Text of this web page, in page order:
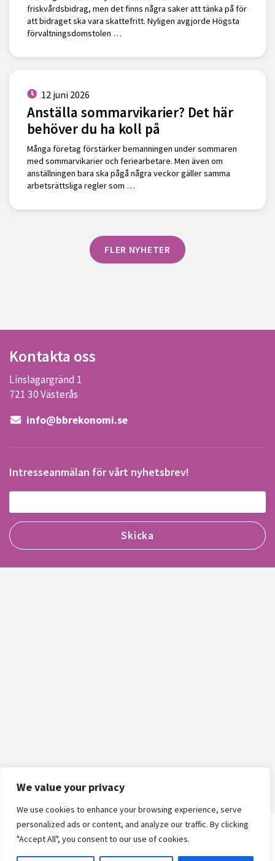
We value your privacy
We use cookies to enhance your browsing experience, serve
personalized ads or content, and analyze our traffic. By clicking
"Accept All", you consent to our use of cookies.
friskvårdsbidrag, men det finns några saker att tänka på för
att bidraget ska vara skattefritt. Nyligen avgjorde Högsta
förvaltningsdomstolen …
12 juni 2026
Anställa sommarvikarier? Det här
behöver du ha koll på
Många företag förstärker bemanningen under sommaren
med sommarvikarier och feriearbetare. Men även om
anställningen bara ska pågå några veckor gäller samma
arbetsrättsliga regler som …
FLER NYHETER
Kontakta oss
Linslagargränd 1
721 30 Västerås
info@bbrekonomi.se
Intresseanmälan för vårt nyhetsbrev!
Logga in